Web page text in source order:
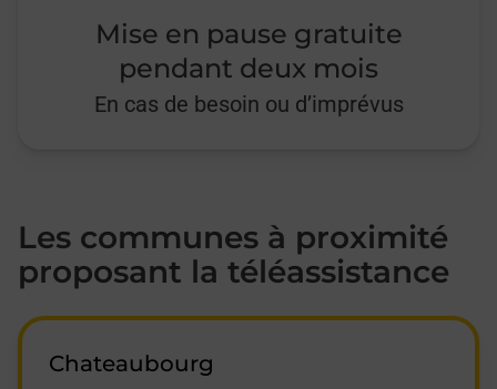
Mise en pause gratuite
pendant deux mois
En cas de besoin ou d’imprévus
Les communes à proximité
proposant la téléassistance
Chateaubourg